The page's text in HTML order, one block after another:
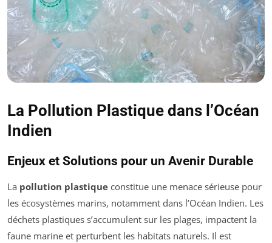
La Pollution Plastique dans l’Océan
Indien
Enjeux et Solutions pour un Avenir Durable
La pollution plastique constitue une menace sérieuse pour
les écosystèmes marins, notamment dans l’Océan Indien. Les
déchets plastiques s’accumulent sur les plages, impactent la
faune marine et perturbent les habitats naturels. Il est